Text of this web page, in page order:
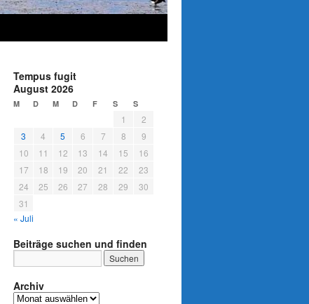
Tempus fugit
August 2026
M D M D F S S
1
2
3
4 5 6 7 8
9
10
11 12 13 14 15
16
17
18 19 20 21 22
23
24
25 26 27 28 29
30
31
« Juli
Beiträge suchen und finden
Archiv
Archiv